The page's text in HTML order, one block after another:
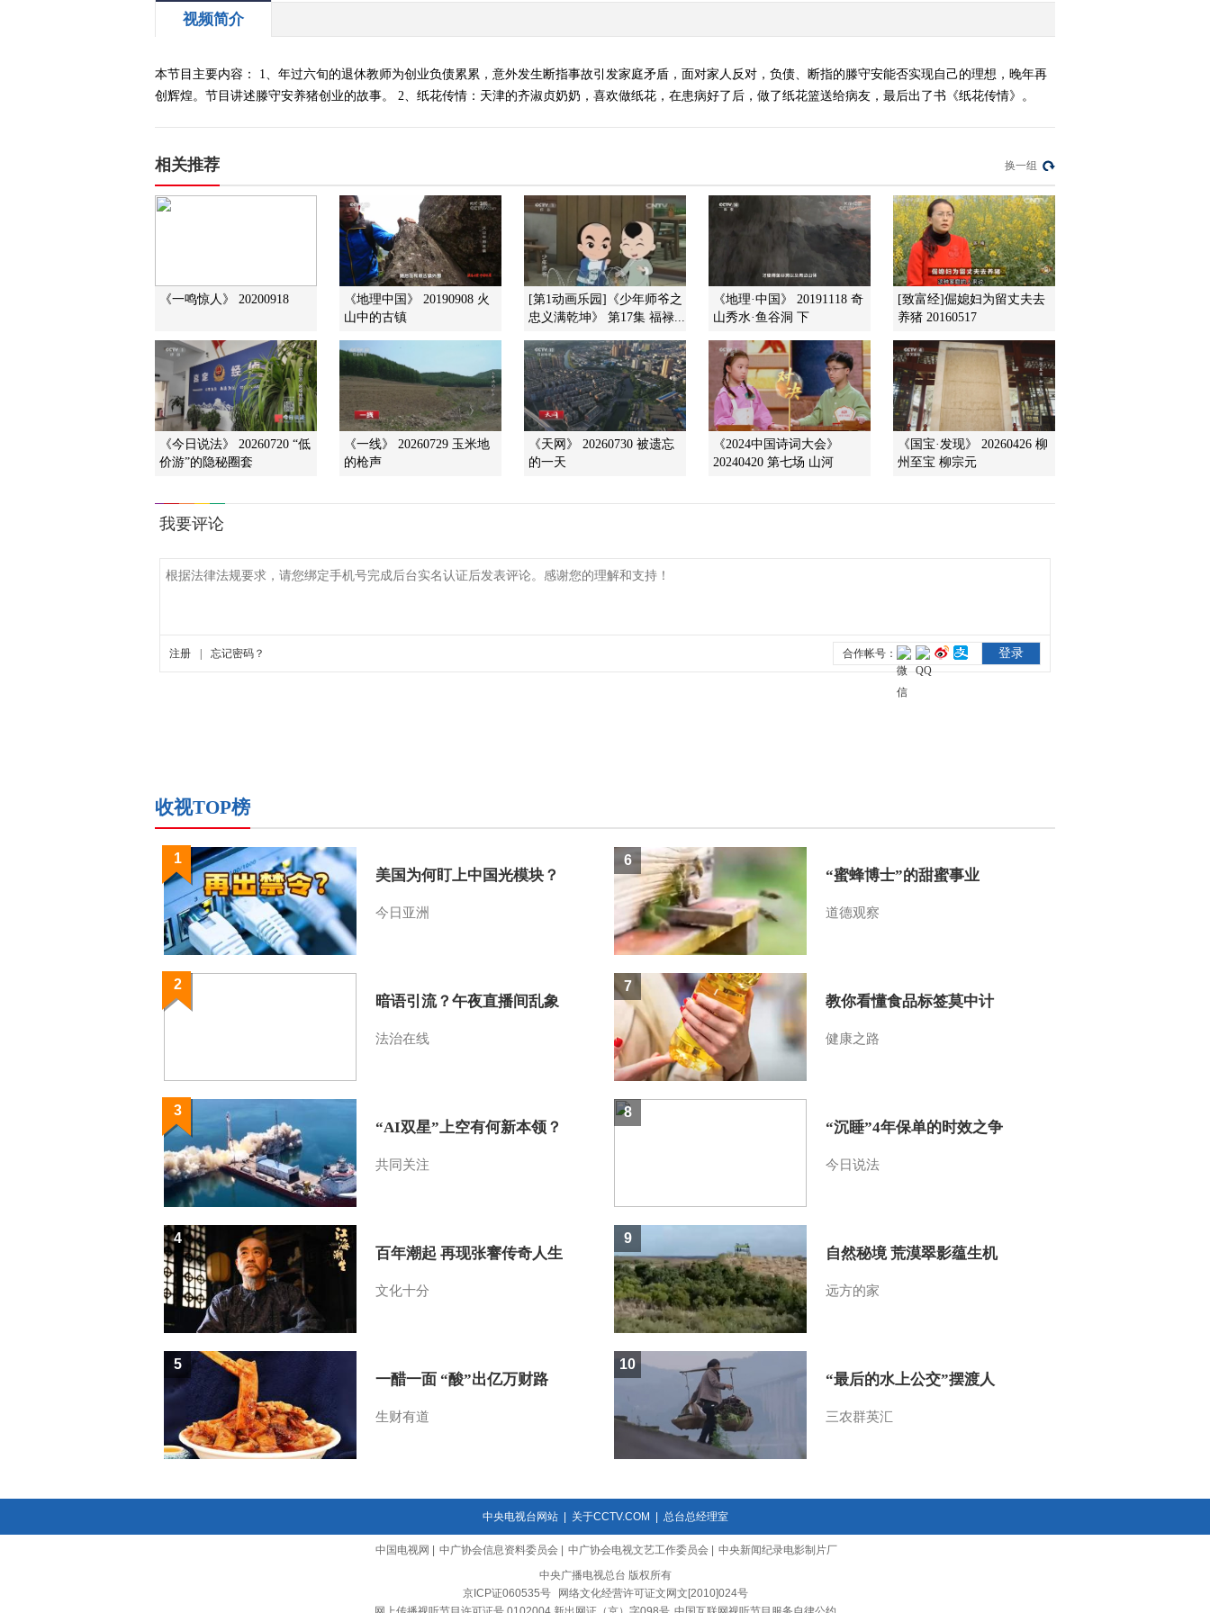
视频简介
本节目主要内容： 1、年过六旬的退休教师为创业负债累累，意外发生断指事故引发家庭矛盾，面对家人反对，负债、断指的滕守安能否实现自己的理想，晚年再
创辉煌。节目讲述滕守安养猪创业的故事。 2、纸花传情：天津的齐淑贞奶奶，喜欢做纸花，在患病好了后，做了纸花篮送给病友，最后出了书《纸花传情》。
相关推荐 换一组
《一鸣惊人》 20200918
《地理中国》 20190908 火
山中的古镇
[第1动画乐园]《少年师爷之
忠义满乾坤》 第17集 福禄...
《地理·中国》 20191118 奇
山秀水·鱼谷洞 下
[致富经]倔媳妇为留丈夫去
养猪 20160517
《今日说法》 20260720 “低
价游”的隐秘圈套
《一线》 20260729 玉米地
的枪声
《天网》 20260730 被遗忘
的一天
《2024中国诗词大会》
20240420 第七场 山河
《国宝·发现》 20260426 柳
州至宝 柳宗元
收视TOP榜
美国为何盯上中国光模块？
今日亚洲
1
暗语引流？午夜直播间乱象
法治在线
2
“AI双星”上空有何新本领？
共同关注
3
百年潮起 再现张謇传奇人生
文化十分
4
一醋一面 “酸”出亿万财路
生财有道
5
“蜜蜂博士”的甜蜜事业
道德观察
6
教你看懂食品标签莫中计
健康之路
7
“沉睡”4年保单的时效之争
今日说法
8
自然秘境 荒漠翠影蕴生机
远方的家
9
“最后的水上公交”摆渡人
三农群英汇
10
中央电视台网站| 关于CCTV.COM 总台总经理室
中国电视网 中广协会信息资料委员会 中广协会电视文艺工作委员会
中央新闻纪录电影制片厂
中央广播电视总台 版权所有
京ICP证060535号
网络文化经营许可证文网文[2010]024号